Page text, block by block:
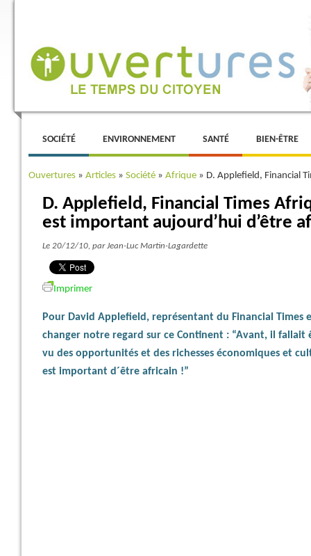
Menu principal
ALLER AU CONTENU PRINCIPAL
ALLER AU CONTENU SECONDAIRE
SOCIÉTÉ ENVIRONNEMENT SANTÉ BIEN-ÊTRE
Ouvertures » Articles » Société » Afrique » D. Applefield, Financial
D. Applefield, Financial Times
est important aujourd’hui d’être
Le 20/12/10, par Jean-Luc Martin-Lagardette
Imprimer
Pour David Applefield, représentant du Financial Times
changer notre regard sur ce Continent : “Avant, il fallait
vu des opportunités et des richesses économiques et
est important d´être africain !”